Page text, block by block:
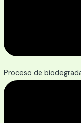
Proceso de